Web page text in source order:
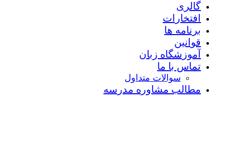
گالری
افتخارات
برنامه ها
قوانین
آموزشگاه زبان
تماس با ما
سوالات متداول
مطالب مشاوره مدرسه